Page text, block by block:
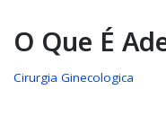
O Que É
Cirurgia Ginecologica